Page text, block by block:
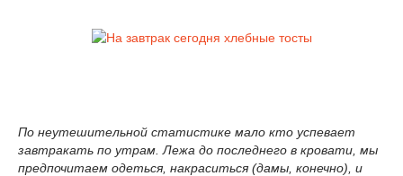
По неутешительной статистике мало кто успевает
завтракать по утрам. Лежа до последнего в кровати, мы
предпочитаем одеться, накраситься (дамы, конечно), и